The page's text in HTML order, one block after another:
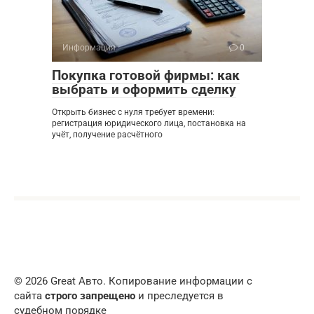
Информация 0
Покупка готовой фирмы: как
выбрать и оформить сделку
Открыть бизнес с нуля требует времени:
регистрация юридического лица, постановка на
учёт, получение расчётного
© 2026 Great Авто. Копирование информации с
сайта строго запрещено и преследуется в
судебном порядке